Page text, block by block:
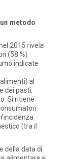
metodo
2015 rivela
(58 %)
indicate
al
dei pasti,
Si ritiene
(tra il
della data di